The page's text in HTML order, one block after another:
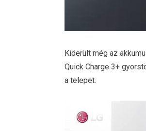
Kiderült még az
Quick Charge 3+
a telepet.